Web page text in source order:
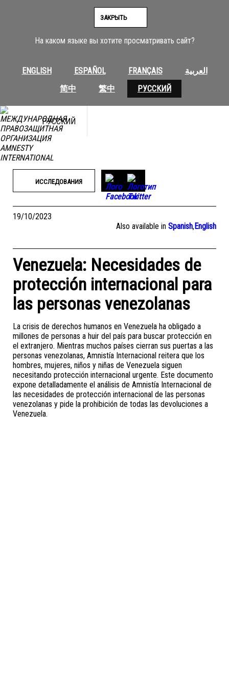
На каком языке вы хотите просматривать сайт?
ENGLISH ESPAÑOL FRANÇAIS
العربية
简中
繁中 РУССКИЙ
ЗАКРЫТЬ
РУССКИЙ
ИССЛЕДОВАНИЯ
19/10/2023
Also available in Spanish,English
Venezuela: Necesidades de
protección internacional para
las personas venezolanas
La crisis de derechos humanos en Venezuela ha obligado a
millones de personas a huir del país para buscar protección en
el extranjero. Mientras muchos países cierran sus puertas a las
personas venezolanas, Amnistía Internacional reitera que los
hombres, mujeres, niños y niñas de Venezuela siguen
necesitando protección internacional urgente. Este documento
expone detalladamente el análisis de Amnistía Internacional de
las necesidades de protección internacional de las personas
venezolanas y pide la prohibición de todas las devoluciones a
Venezuela.